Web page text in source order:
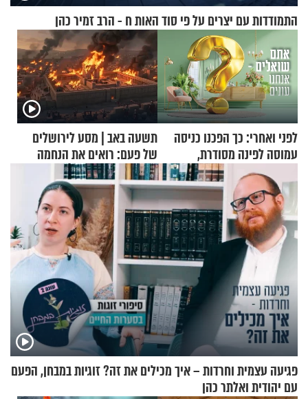
התמודדות עם יצרים על פי סוד האות ח - הרב זמיר כהן
לפני ואחרי: כך הפכנו כניסה
עמוסה לפינה מסודרת,
שימושית ומזמינה
תשעה באב | מסע לירושלים
של פעם: רואים את הנחמה
פגיעה עצמית וחרדות – איך מכילים את זה? זוגיות במבחן, הפעם
עם יהודית ואלתר כהן